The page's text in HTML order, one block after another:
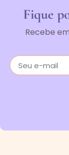
Fique
Recebe